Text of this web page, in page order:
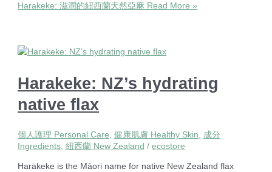
Harakeke: 滋潤的紐西蘭天然亞麻 Read More »
Harakeke: NZ’s hydrating
native flax
個人護理 Personal Care ,健康肌膚 Healthy Skin
成分
Ingredients ,紐西蘭 New Zealand /ecostore
Harakeke is the Māori name for native New Zealand flax